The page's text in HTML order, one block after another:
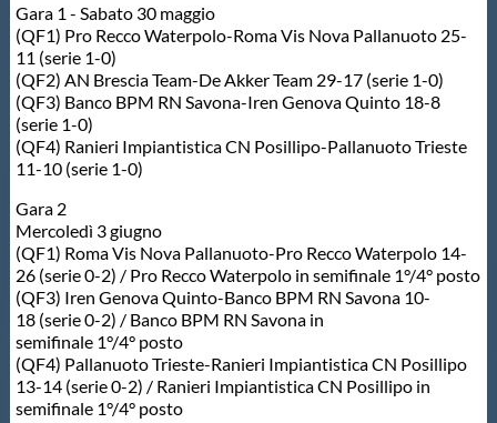
Gara 1 - Sabato 30 maggio
(QF1) Pro Recco Waterpolo-Roma Vis Nova Pallanuoto 25-
11 (serie 1-0)
(QF2) AN Brescia Team-De Akker Team 29-17 (serie 1-0)
(QF3) Banco BPM RN Savona-Iren Genova Quinto 18-8
(serie 1-0)
(QF4) Ranieri Impiantistica CN Posillipo-Pallanuoto Trieste
11-10 (serie 1-0)
Gara 2
Mercoledì 3 giugno
(QF1) Roma Vis Nova Pallanuoto-Pro Recco Waterpolo 14-
26 (serie 0-2) / Pro Recco Waterpolo in semifinale 1°/4° posto
(QF3) Iren Genova Quinto-Banco BPM RN Savona 10-
18 (serie 0-2) / Banco BPM RN Savona in
semifinale 1°/4° posto
(QF4) Pallanuoto Trieste-Ranieri Impiantistica CN Posillipo
13-14 (serie 0-2) / Ranieri Impiantistica CN Posillipo in
semifinale 1°/4° posto